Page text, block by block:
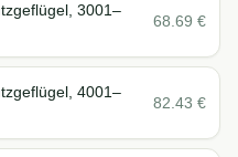
3001–
68.69 €
4001–
82.43 €